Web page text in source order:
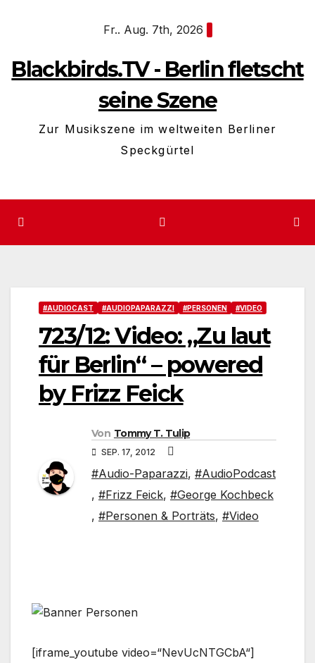
Fr.. Aug. 7th, 2026
Blackbirds.TV - Berlin fletscht
seine Szene
Zur Musikszene im weltweiten Berliner
Speckgürtel
#AUDIOCAST #AUDIOPAPARAZZI #PERSONEN #VIDEO
723/12: Video: „Zu laut
für Berlin“ – powered
by Frizz Feick
Von Tommy T. Tulip
SEP. 17, 2012
#Audio-Paparazzi, #AudioPodcast
, #Frizz Feick, #George Kochbeck
, #Personen & Porträts, #Video
[iframe_youtube video=“NevUcNTGCbA“]